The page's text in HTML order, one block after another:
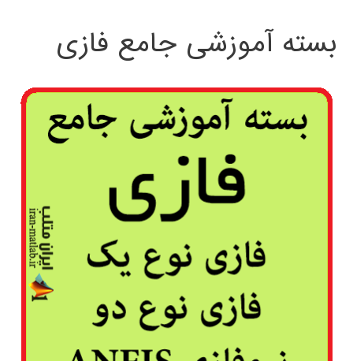
بسته آموزشی جامع فازی